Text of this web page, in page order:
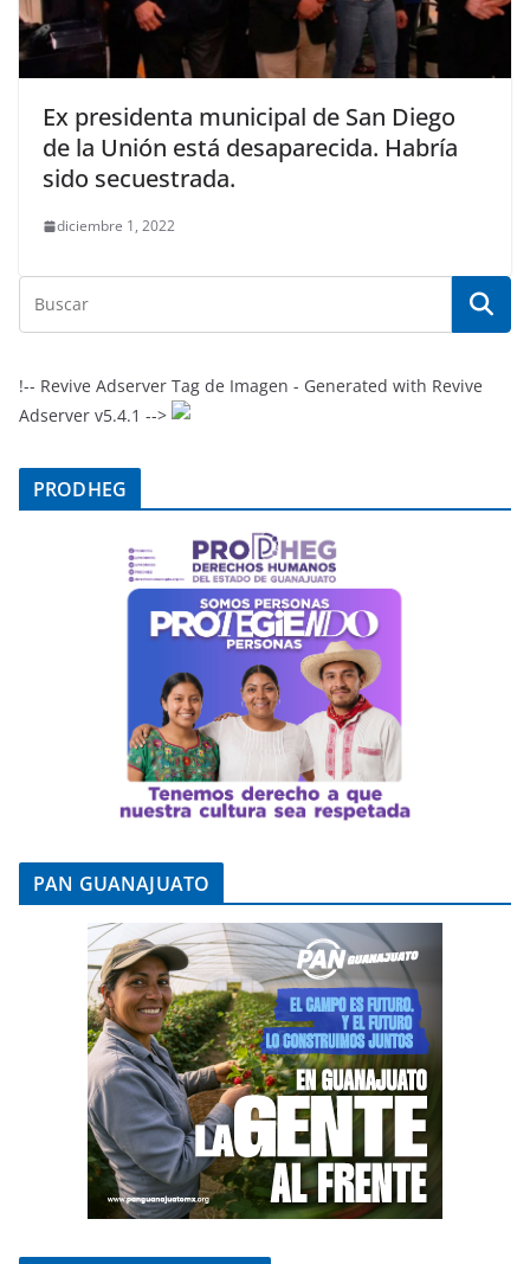
Ex presidenta municipal de San Diego
de la Unión está desaparecida. Habría
sido secuestrada.
diciembre 1, 2022
!-- Revive Adserver Tag de Imagen - Generated with Revive
Adserver v5.4.1 -->
PRODHEG
PAN GUANAJUATO